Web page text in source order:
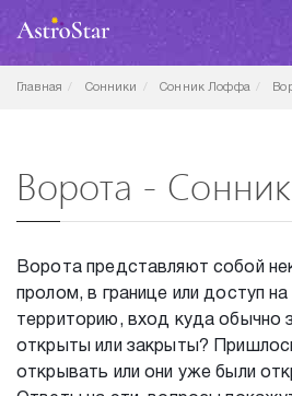
Главная Сонники Сонник Лоффа
Ворота -
Ворота представляют собой
пролом, в границе или доступ
территорию, вход куда обычно
открыты или закрыты?
открывать или они уже были